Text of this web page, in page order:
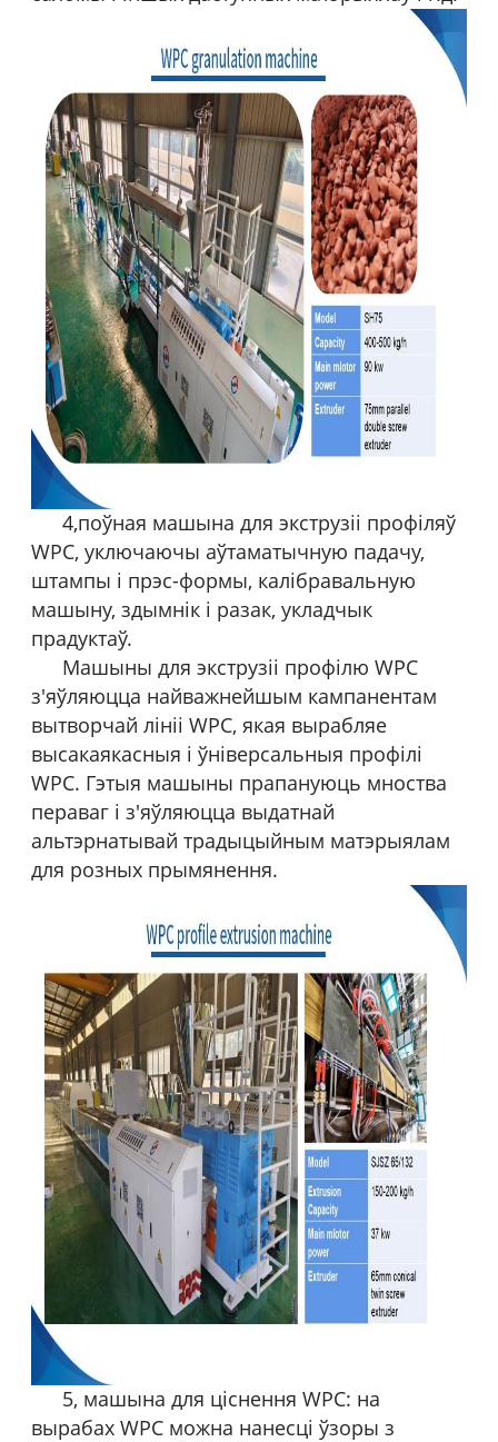
4,поўная машына для экструзіі профіляў
WPC, уключаючы аўтаматычную падачу,
штампы і прэс-формы, калібравальную
машыну, здымнік і разак, укладчык
прадуктаў.
Машыны для экструзіі профілю WPC
з'яўляюцца найважнейшым кампанентам
вытворчай лініі WPC, якая вырабляе
высакаякасныя і ўніверсальныя профілі
WPC. Гэтыя машыны прапануюць мноства
пераваг і з'яўляюцца выдатнай
альтэрнатывай традыцыйным матэрыялам
для розных прымянення.
5, машына для ціснення WPC: на
вырабах WPC можна нанесці ўзоры з